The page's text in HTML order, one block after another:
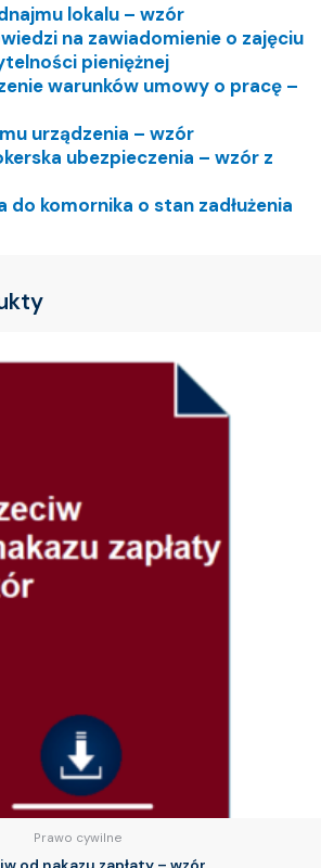
lokalu – wzór
na zawiadomienie o zajęciu
pieniężnej
warunków umowy o pracę –
urządzenia – wzór
ubezpieczenia – wzór z
do komornika o stan zadłużenia
Prawo cywilne